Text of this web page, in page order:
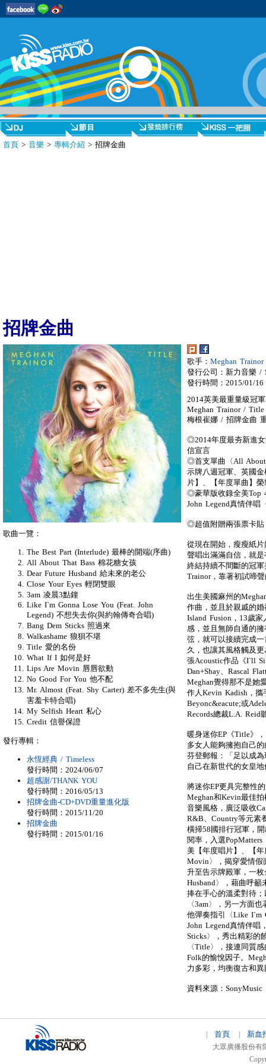
首頁 > 音樂 > 專輯介紹 > 招牌金曲
招牌金曲
歌手： Meghan
發行公司：新力音樂 /
發行時間：2015/01/16
2014英美最重量級冠軍
Meghan Trainor / Title
梅根崔娜 / 招牌金曲
◎2014年度最夯新進
信宣言
◎首支單曲〈All About
示牌八週冠軍、英國
片】、【年度單曲】榮
◎豪華版收錄全美Top
John Legend真情伴唱
◎超值附贈兩張票卡貼
從現在開始，瘦瘦紙
聲唱出滿滿自信，就
終結持續不間斷的冠
Trainor，靠著初試啼
出生美國麻州的
作曲，並且於親戚的
Island Fusion，13歲
感，並且無師自通的
弦，就可以接續完成
久，也讓其風格觸及
張Acoustic作品《I`ll
Dan+Shay、Rascal
Meghan覺得那不是她
作人Kevin Kadish，
Beyonc&eacute;或
Records總裁L.A. Reid
暖身迷你EP《Title》
多女人能夠擁抱自己
芬登郵報：「足以成
自己在新世代的女皇
將迷你EP更具完整性
Meghan和Kevin最佳
音樂風格，廣泛吸收
R&B、Country等元素
橫掃58國排行冠軍，
閱率，入選
美【年度唱片】、【
Movin〉，揭穿愛情假
升至告示牌殿軍，一
Husband〉，藉曲呼
捧在手心的溫柔對待
〈3am〉，另一方面
他彈奏指引〈Like I`m
John Legend真情伴唱
Sticks〉，秀出精彩的
〈Title〉，接連同質
Folk的愉悅因子。
力多彩，均衡復古和
資料來源：SonyMusic
歌曲一覽：
The Best Part (Interlude) 最棒的開端(序曲)
All About That Bass 棉花糖女孩
Dear Future Husband 給未來的老公
Close Your Eyes 輕閉雙眼
3am 凌晨3點鐘
Like I`m Gonna Lose You (Feat. John
Legend) 不想失去你(與約翰傳奇合唱)
Bang Dem Sticks 照過來
Walkashame 狼狽不堪
Title 愛的名份
What If I 如何是好
Lips Are Movin 唇唇欲動
No Good For You 他不配
Mr. Almost (Feat. Shy Carter) 差不多先生(與
害羞卡特合唱)
My Selfish Heart 私心
Credit 信譽保證
發行專輯：
永恆經典 / Timeless
發行時間：2024/06/07
超感謝/THANK YOU
發行時間：2016/05/13
招牌金曲-CD+DVD重量進化版
發行時間：2015/11/20
招牌金曲
發行時間：2015/01/16
首頁 新血
大眾廣播股份有